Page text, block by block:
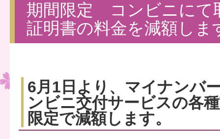
期間限定 コンビニにて
証明書の料金を減額しま
6月1日より、マイナンバ
ンビニ交付サービスの各
限定で減額します。